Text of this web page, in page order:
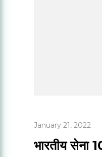
January 21, 2022
भारतीय सेना